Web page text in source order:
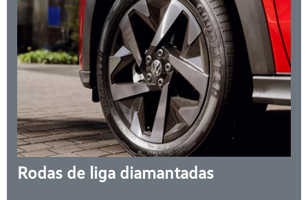
Rodas de liga diamantadas